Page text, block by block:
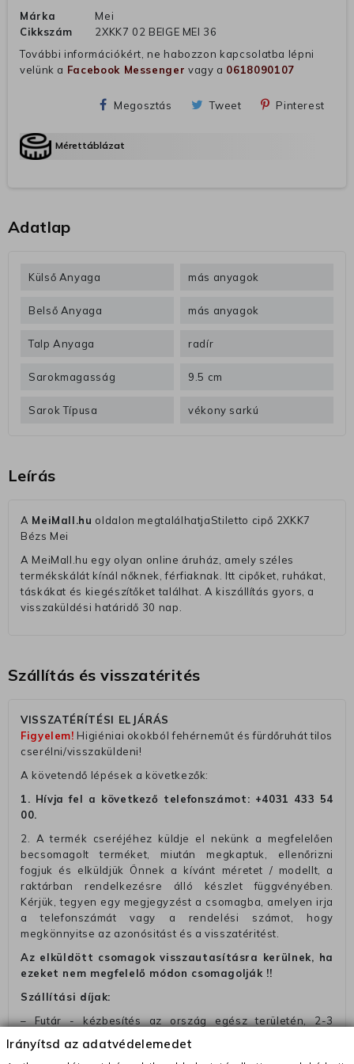
Márka
Mei
Cikkszám
2XKK7 02 BEIGE MEI 36
További információkért, ne habozzon kapcsolatba lépni
velünk a Facebook Messenger vagy a 0618090107
Megosztás Tweet Pinterest
Mérettáblázat
Adatlap
Külső Anyaga más anyagok
Belső Anyaga más anyagok
Talp Anyaga radír
Sarokmagasság 9.5 cm
Sarok Típusa vékony sarkú
Leírás
A MeiMall.hu oldalon megtalálhatjaStiletto cipő 2XKK7
Bézs Mei
A MeiMall.hu egy olyan online áruház, amely széles
termékskálát kínál nőknek, férfiaknak. Itt cipőket, ruhákat,
táskákat és kiegészítőket találhat. A kiszállítás gyors, a
visszaküldési határidő 30 nap.
Szállítás és visszatérités
VISSZATÉRÍTÉSI ELJÁRÁS
Figyelem! Higiéniai okokból fehérneműt és fürdőruhát tilos
cserélni/visszaküldeni!
A követendő lépések a következők:
1. Hívja fel a következő telefonszámot: +4031 433 54
00.
2. A termék cseréjéhez küldje el nekünk a megfelelően
becsomagolt terméket, miután megkaptuk, ellenőrizni
fogjuk és elküldjük Önnek a kívánt méretet / modellt, a
raktárban rendelkezésre álló készlet függvényében.
Kérjük, tegyen egy megjegyzést a csomagba, amelyen irja
a telefonszámát vagy a rendelési számot, hogy
megkönnyitse az azonósitást és a visszatéritést.
Az elküldött csomagok visszautasításra kerülnek, ha
ezeket nem megfelelő módon csomagolják !!
Szállítási díjak:
– Futár - kézbesítés az ország egész területén, 2-3
történő megerősítésétől számítva
Irányítsd az adatvédelemedet